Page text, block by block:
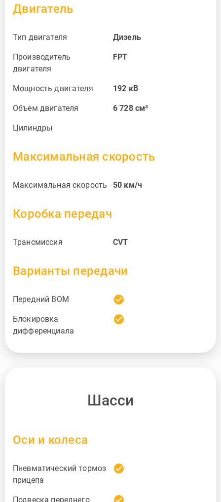
Двигатель
Тип двигателя Дизель
Производитель
двигателя
FPT
Мощность двигателя 192 кВ
Объем двигателя 6 728 см³
Цилиндры
Максимальная скорость
Максимальная скорость 50 км/ч
Коробка передач
Трансмиссия CVT
Варианты передачи
Передний ВОМ check_circle
Блокировка
дифференциала
check_circle
Шасси
Оси и колеса
Пневматический тормоз
прицепа
check_circle
Подвеска переднего